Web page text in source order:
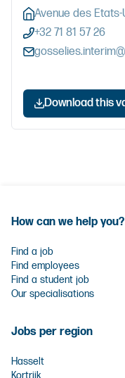
Avenue des
+32 71 81 57 26
Download this
How can we help you?
Find a job
Find employees
Find a student job
Our specialisations
Jobs per region
Hasselt
Kortrijk